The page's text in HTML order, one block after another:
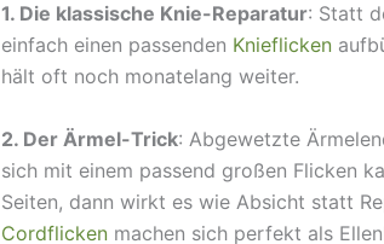
1. Die klassische Knie-Reparatur: Statt
einfach einen passenden Knieflicken
hält oft noch monatelang weiter.
2. Der Ärmel-Trick: Abgewetzte
sich mit einem passend großen Flicken
Seiten, dann wirkt es wie Absicht statt
Cordflickenmachen sich perfekt als